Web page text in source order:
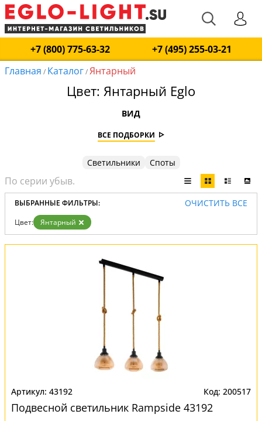
+7 (800) 775-63-32
+7 (495) 255-03-21
Главная / Каталог/Янтарный
Цвет: Янтарный Eglo
ВИД
ВСЕ ПОДБОРКИ
Светильники Споты
ВЫБРАННЫЕ ФИЛЬТРЫ: ОЧИСТИТЬ ВСЕ
Цвет: Янтарный
43192 200517
Подвесной светильник Rampside 43192